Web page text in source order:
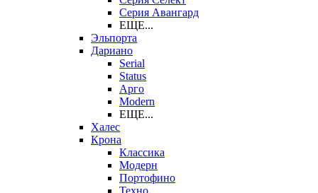
Серия Авангард
ЕЩЕ...
Эльпорта
Дариано
Serial
Status
Арго
Modern
ЕЩЕ...
Халес
Крона
Классика
Модерн
Портофино
Техно